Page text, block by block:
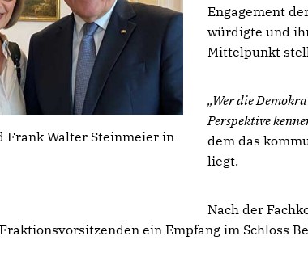
Frank Walter Steinmeier in
Engagement
würdigte und
Mittelpunkt
Wer die
Perspektive
dem das
liegt.
Nach der
ein Empfang im Schloss